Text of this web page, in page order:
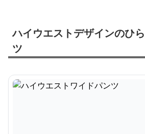
ハイウエストデザインのひ
ツ